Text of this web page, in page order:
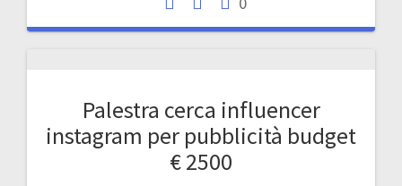
Palestra cerca influencer
instagram per pubblicità budget
€ 2500